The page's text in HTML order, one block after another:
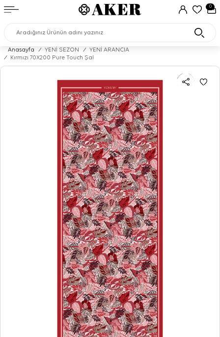
0
Anasayfa / YENİ SEZON /
YENİ ARANCIA
/
Kırmızı 70X200 Pure Touch Şal